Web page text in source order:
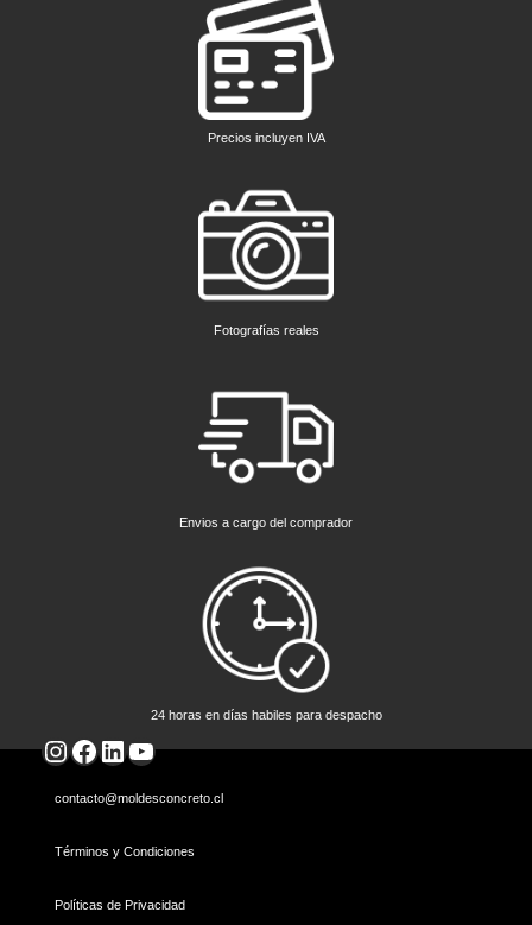
Precios incluyen IVA
Fotografías reales
Envios a cargo del comprador
24 horas en días habiles para despacho
Instagram
Facebook
LinkedIn
YouTube
contacto@moldesconcreto.cl
Términos y Condiciones
Políticas de Privacidad